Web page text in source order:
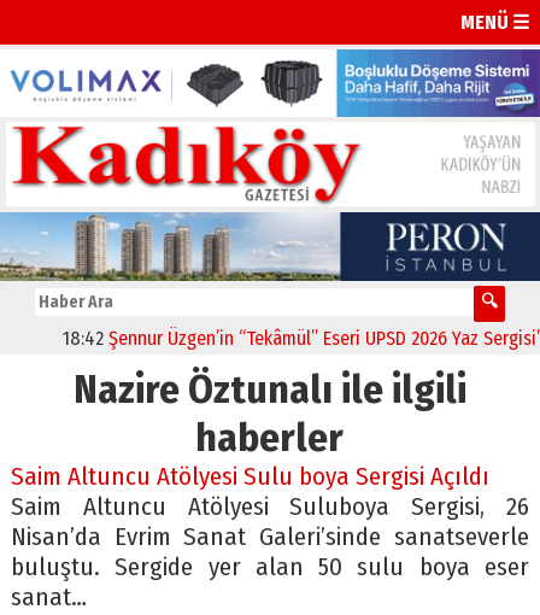
MENÜ ☰
18:42 Şennur Üzgen’in “Tekâmül” Eseri UPSD 2026 Yaz
Nazire Öztunalı ile ilgili
haberler
Saim Altuncu Atölyesi Sulu boya Sergisi Açıldı
Saim Altuncu Atölyesi Suluboya Sergisi, 26
Nisan’da Evrim Sanat Galeri’sinde sanatseverle
buluştu. Sergide yer alan 50 sulu boya eser
sanat…